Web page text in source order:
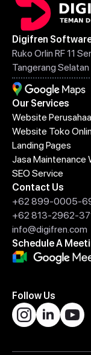
Our Services
Website
Website Toko
Landing Pages
Jasa Maintenance
SEO Service
Contact Us
+62 899-0005-
+62 813-2962-
info@digifren.com
Schedule A
Digifren
Ruko Orlin RF 11
Tangerang Selatan
Follow Us